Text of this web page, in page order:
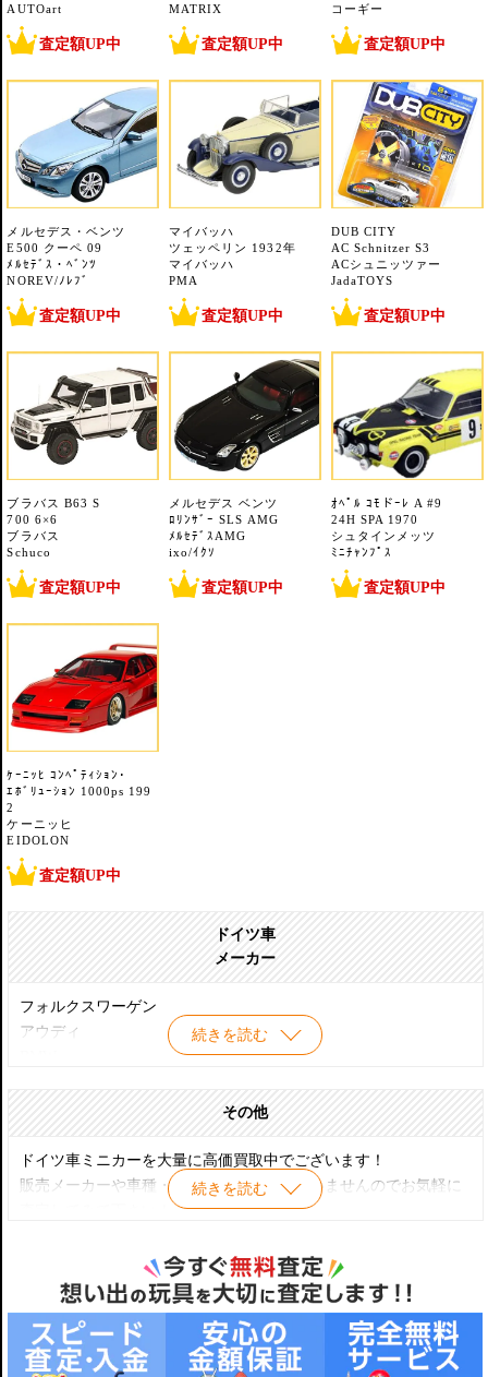
AUTOart
査定額UP中
MATRIX
査定額UP中
コーギー
査定額UP中
メルセデス・ベンツ
E500 クーペ 09
ﾒﾙｾﾃﾞｽ・ﾍﾞﾝﾂ
NOREV/ﾉﾚﾌﾞ
査定額UP中
マイバッハ
ツェッペリン 1932年
マイバッハ
PMA
査定額UP中
DUB CITY
AC Schnitzer S3
ACシュニッツァー
JadaTOYS
査定額UP中
ブラバス B63 S
700 6×6
ブラバス
Schuco
査定額UP中
メルセデス ベンツ
ﾛﾘﾝｻﾞｰ SLS AMG
ﾒﾙｾﾃﾞｽAMG
ixo/ｲｸｿ
査定額UP中
ｵﾍﾟﾙ ｺﾓドｰﾚ A #9
24H SPA 1970
シュタインメッツ
ﾐﾆﾁｬﾝﾌﾟｽ
査定額UP中
ｹｰﾆｯﾋ ｺﾝﾍﾟﾃｨｼｮﾝ･
ｴﾎﾞﾘｭｰｼｮﾝ 1000ps 199
2
ケーニッヒ
EIDOLON
査定額UP中
ドイツ車
メーカー
続きを読む
フォルクスワーゲン
アウディ
メルセデス・ベンツ
マイバッハ
アルピナ
ACシュニッツァー
メルセデス-AMG
ブラバス
その他
続きを読む
ドイツ車ミニカーを大量に高価買取中でございます！
販売メーカーや車種・スケール・状態も問いませんのでお気軽に
査定してみて下さい！！